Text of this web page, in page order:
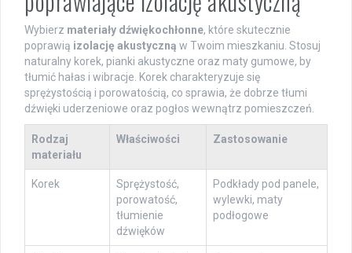
Wybierz materiały dźwiękochłonne, które skutecznie
poprawią izolację akustyczną w Twoim mieszkaniu. Stosuj
naturalny korek, pianki akustyczne oraz maty gumowe, by
tłumić hałas i wibracje. Korek charakteryzuje się
sprężystością i porowatością, co sprawia, że dobrze tłumi
dźwięki uderzeniowe oraz pogłos wewnątrz pomieszczeń.
Rodzaj
materiału
Właściwości Zastosowanie
Korek
Sprężystość,
porowatość,
tłumienie
dźwięków
Podkłady pod panele,
wylewki, maty
podłogowe